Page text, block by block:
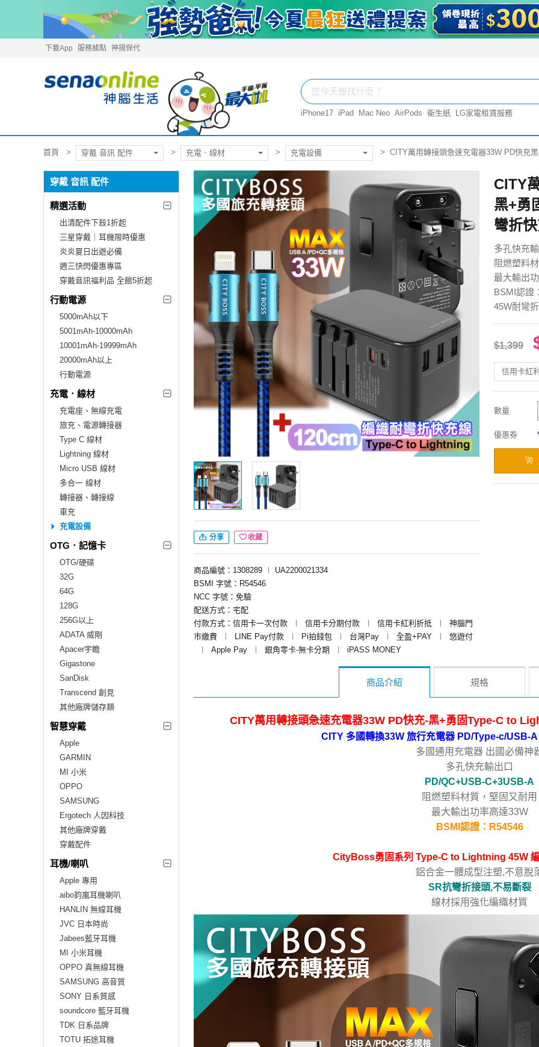
下載App 服務據點 神揚保代
iPhone17 iPad Mac Neo AirPods 衛生紙 LG家電租賃服務
首頁 穿戴 音訊 配件 充電．線材 充電設備 CITY萬用轉接頭急速充電器33W PD快充
穿戴 音訊 配件
精選活動
出清配件下殺1折起
三星穿戴｜耳機限時優惠
炎炎夏日出遊必備
週三快閃優惠專區
穿戴音訊福利品 全館5折起
行動電源
5000mAh以下
5001mAh-10000mAh
10001mAh-19999mAh
20000mAh以上
行動電源
充電．線材
充電座、無線充電
旅充、電源轉接器
Type C 線材
Lightning 線材
Micro USB 線材
多合一 線材
轉接器、轉接線
車充
充電設備
OTG．記憶卡
OTG/硬碟
32G
64G
128G
256G以上
ADATA 威剛
Apacer宇瞻
Gigastone
SanDisk
Transcend 創見
其他廠牌儲存類
智慧穿戴
Apple
GARMIN
MI 小米
OPPO
SAMSUNG
Ergotech 人因科技
其他廠牌穿戴
穿戴配件
耳機/喇叭
Apple 專用
aibo鈞嵐耳機喇叭
HANLIN 無線耳機
JVC 日本時尚
Jabees藍牙耳機
MI 小米耳機
OPPO 真無線耳機
SAMSUNG 高音質
SONY 日系質感
soundcore 藍牙耳機
TDK 日系品牌
TOTU 拓途耳機
分享 收藏
商品編號：1308289 ︱
UA2200021334
BSMI 字號：R54546
NCC 字號：免驗
配送方式：宅配
付款方式：信用卡一次付款
︱ 信用卡分期付款 ︱ 信用卡紅利折抵 ︱
神腦門
市繳費
︱ LINE Pay付款 ︱ Pi拍錢包 ︱ 台灣Pay ︱ 全盈+PAY ︱
悠遊付
︱
Apple Pay ︱ 銀角零卡-無卡分期 ︱ iPASS MONEY
CITY
黑+勇
彎折
多孔快充
阻燃塑料
最大輸出
BSMI認證
45W耐彎
$1,399
信用卡紅
數量
優惠券
商品介紹 規格
CITY萬用轉接頭急速充電器33W PD快充-黑+勇固Type-C to
CITY 多國轉換33W 旅行充電器 PD/Type-c/USB-
多國通用充電器 出國必備神
多孔快充輸出口
PD/QC+USB-C+3USB-A
阻燃塑料材質，堅固又耐用
最大輸出功率高達33W
BSMI認證：R54546
CityBoss勇固系列 Type-C to Lightning 45W
鋁合金一體成型注塑,不意脫
SR抗彎折接頭,不易斷裂
線材採用強化編織材質